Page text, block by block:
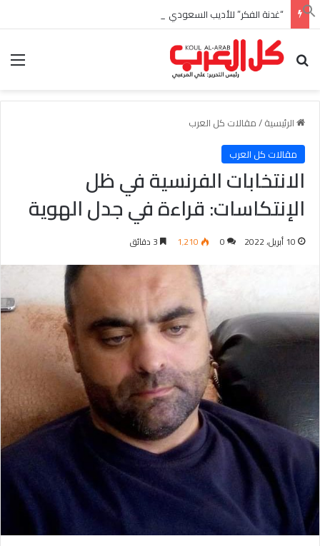
“غدنة الفكر” للأديب السعودي احمد بن عبدالله العبدالنبي
بحث عن
الرئيسية/مقالات كل العرب
مقالات كل العرب
الانتخابات الفرنسية في ظل
الإنتكاسات: قراءة في جدل الهوية
10 أبريل، 2022 0 1٬210